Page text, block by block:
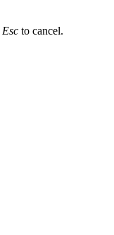
Esc to cancel.